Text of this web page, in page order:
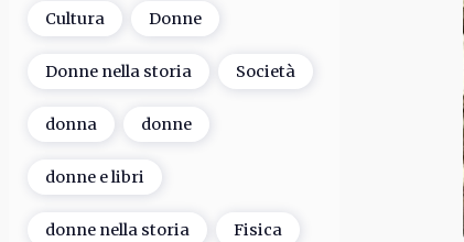
Cultura Donne
Donne nella storia Società
donna donne
donne e libri
donne nella storia Fisica